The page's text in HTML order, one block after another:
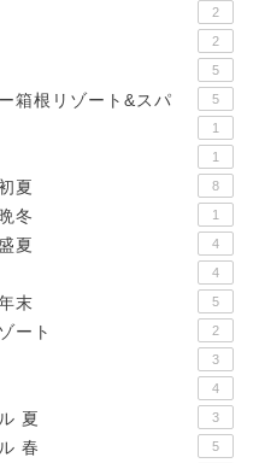
2
2
5
箱根リゾート&スパ 5
1
1
夏 8
冬 1
夏 4
4
末 5
ート 2
3
4
夏 3
春 5